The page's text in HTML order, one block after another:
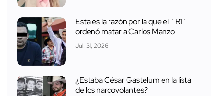
Esta es la razón por la que el ´R1´
ordenó matar a Carlos Manzo
Jul. 31, 2026
¿Estaba César Gastélum en la lista
de los narcovolantes?